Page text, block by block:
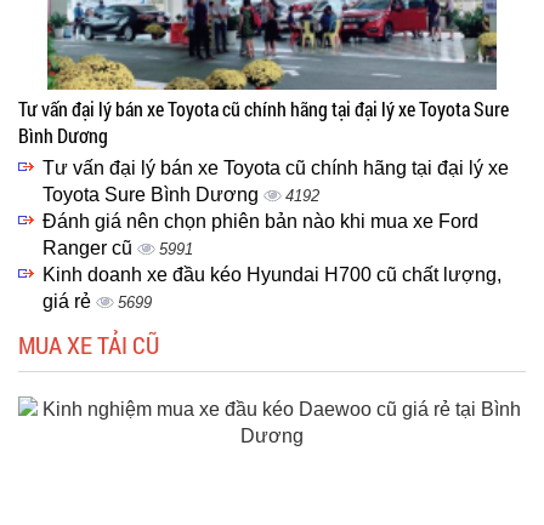
Tư vấn đại lý bán xe Toyota cũ chính hãng tại đại lý xe Toyota Sure
Bình Dương
Tư vấn đại lý bán xe Toyota cũ chính hãng tại đại lý xe
Toyota Sure Bình Dương
4192
Đánh giá nên chọn phiên bản nào khi mua xe Ford
Ranger cũ
5991
Kinh doanh xe đầu kéo Hyundai H700 cũ chất lượng,
giá rẻ
5699
MUA XE TẢI CŨ